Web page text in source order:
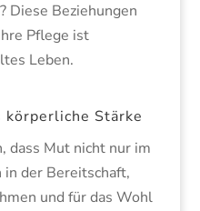
Diese Beziehungen
Pflege ist
Leben.
Stärke
dass Mut nicht nur im
in der Bereitschaft,
und für das Wohl